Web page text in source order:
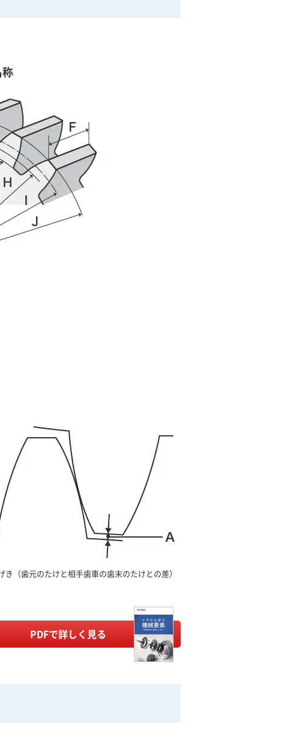
き（歯元のたけと相手歯車の歯末のたけとの差）
PDFで詳しく見る